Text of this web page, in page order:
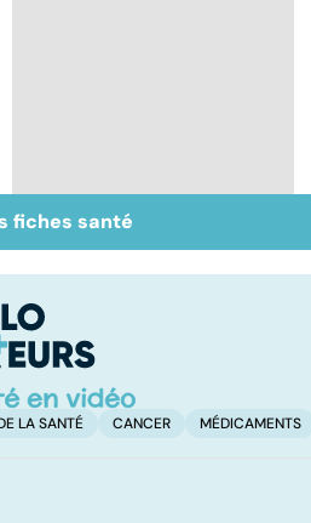
Suicide : prévenir le
passage à l'acte
fiches santé
LA SANTÉ CANCER MÉDICAMENTS